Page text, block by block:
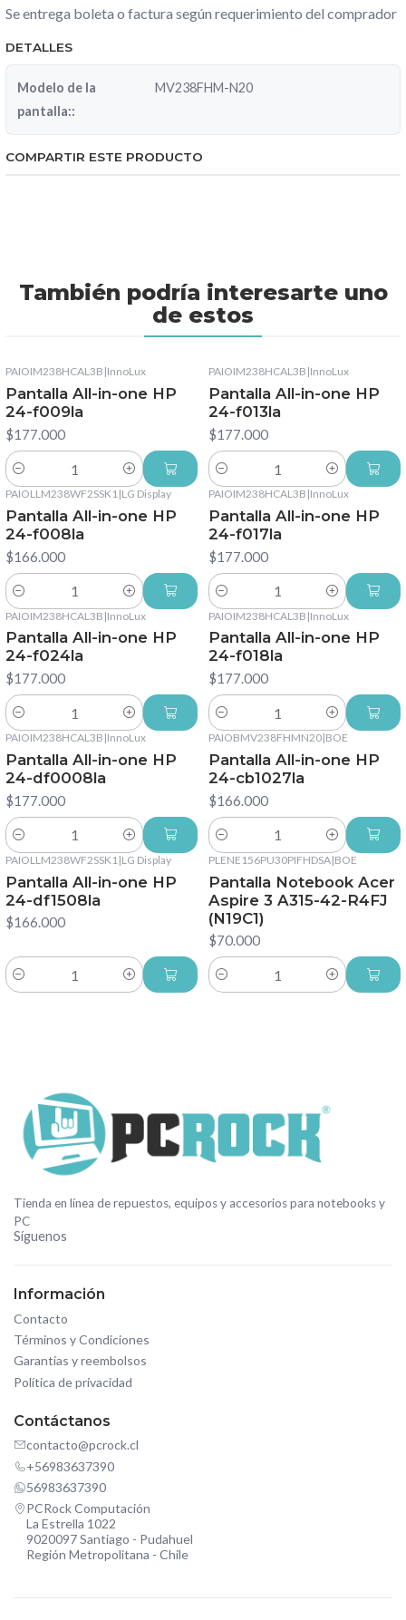
Se entrega boleta o factura según requerimiento del comprador
DETALLES
Modelo de la
pantalla::
MV238FHM-N20
COMPARTIR ESTE PRODUCTO
También podría interesarte uno
de estos
PAIOIM238HCAL3B |InnoLux
Pantalla All-in-one HP
24-f009la
$177.000
Cantidad
PAIOIM238HCAL3B |InnoLux
Pantalla All-in-one HP
24-f013la
$177.000
Cantidad
PAIOLLM238WF2SSK1|LG Display
Pantalla All-in-one HP
24-f008la
$166.000
Cantidad
PAIOIM238HCAL3B |InnoLux
Pantalla All-in-one HP
24-f017la
$177.000
Cantidad
PAIOIM238HCAL3B |InnoLux
Pantalla All-in-one HP
24-f024la
$177.000
Cantidad
PAIOIM238HCAL3B |InnoLux
Pantalla All-in-one HP
24-f018la
$177.000
Cantidad
PAIOIM238HCAL3B |InnoLux
Pantalla All-in-one HP
24-df0008la
$177.000
Cantidad
PAIOBMV238FHMN20|BOE
Pantalla All-in-one HP
24-cb1027la
$166.000
Cantidad
PAIOLLM238WF2SSK1 |LG Display
Pantalla All-in-one HP
24-df1508la
$166.000
Cantidad
PLENE156PU30PIFHDSA|BOE
Pantalla Notebook Acer
Aspire 3 A315-42-R4FJ
(N19C1)
$70.000
Cantidad
Tienda en línea de repuestos, equipos y accesorios para notebooks y
PC
Síguenos
Información
Contacto
Términos y Condiciones
Garantías y reembolsos
Política de privacidad
Contáctanos
contacto@pcrock.cl
+56983637390
56983637390
PCRock Computación
La Estrella 1022
9020097 Santiago - Pudahuel
Región Metropolitana - Chile